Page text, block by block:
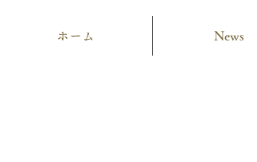
ホーム News